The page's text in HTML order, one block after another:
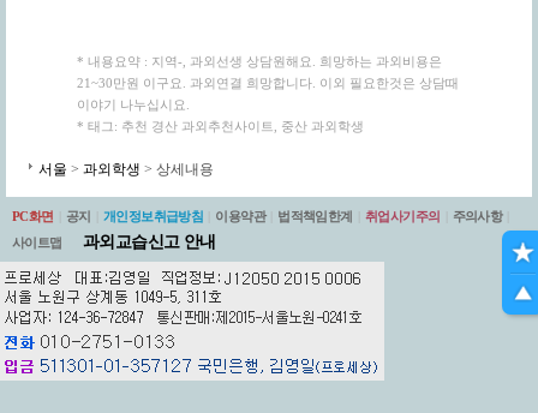
* 내용요약 : 지역-, 과외선생 상담원해요. 희망하는 과외비용은
21~30만원 이구요. 과외연결 희망합니다. 이외 필요한것은 상담때
이야기 나누십시요.
* 태그: 추천 경산 과외추천사이트, 중산 과외학생
서울 > 과외학생 > 상세내용
PC화면 공지 개인정보취급방침 이용약관 법적책임한계 취업사기주의 주의사항
사이트맵
과외교습신고 안내